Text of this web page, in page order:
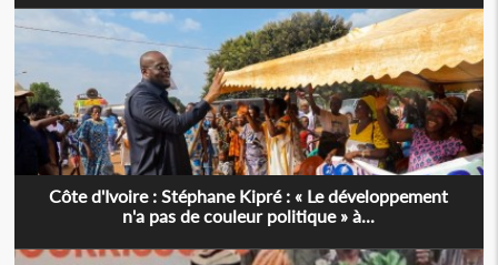
Côte d'Ivoire : Stéphane Kipré : « Le développement
n'a pas de couleur politique » à...